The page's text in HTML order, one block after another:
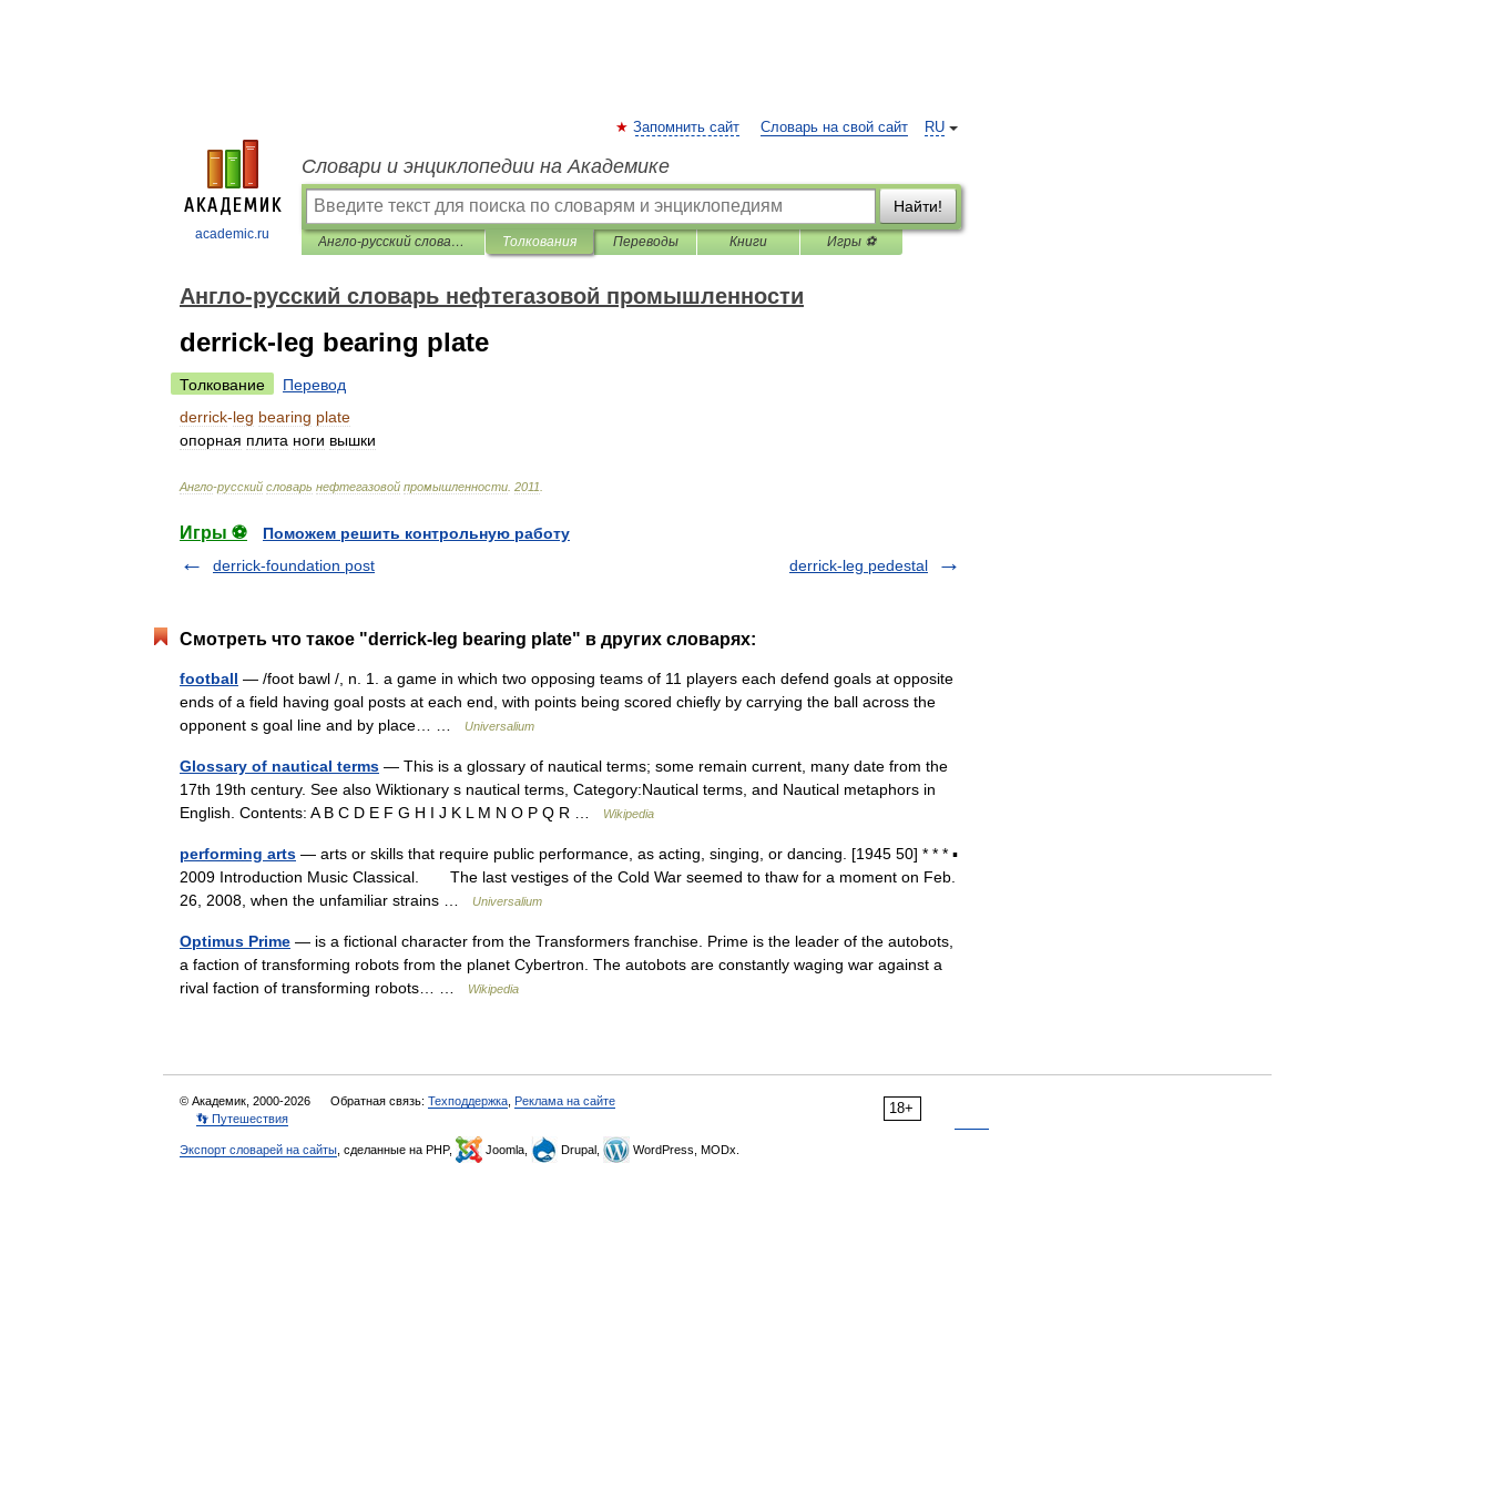
academic.ru
RU
Запомнить сайт Словарь на свой сайт
Словари и энциклопедии на Академике
Найти!
Англо-русский словарь нефтегазовой промышленности Толкования Переводы Книги Игры ⚽
Англо-русский словарь нефтегазовой промышленности
derrick-leg bearing plate
Толкование
Перевод
derrick-leg bearing plate
опорная плита ноги вышки
Англо-русский словарь нефтегазовой промышленности 2011
Игры ⚽
Поможем решить контрольную работу
derrick-foundation post
derrick-leg pedestal
Смотреть что такое "derrick-leg bearing plate" в других словарях:
football — /foot bawl /, n. 1. a game in which two opposing teams of 11 players each defend goals at opposite
ends of a field having goal posts at each end, with points being scored chiefly by carrying the ball across the
opponent s goal line and by place… …
Universalium
Glossary of nautical terms — This is a glossary of nautical terms; some remain current, many date from the
17th 19th century. See also Wiktionary s nautical terms, Category:Nautical terms, and Nautical metaphors in
English. Contents: A B C D E F G H I J K L M N O P Q R …
Wikipedia
performing arts — arts or skills that require public performance, as acting, singing, or dancing. [1945 50] * * * ▪
2009 Introduction Music Classical. The last vestiges of the Cold War seemed to thaw for a moment on Feb.
26, 2008, when the unfamiliar strains …
Universalium
Optimus Prime — is a fictional character from the Transformers franchise. Prime is the leader of the autobots,
a faction of transforming robots from the planet Cybertron. The autobots are constantly waging war against a
rival faction of transforming robots… …
Wikipedia
18+
© Академик, 2000-2026 Обратная связь: Техподдержка Реклама на сайте
👣 Путешествия
Экспорт словарей на сайты , сделанные на PHP, Joomla, Drupal, WordPress, MODx.